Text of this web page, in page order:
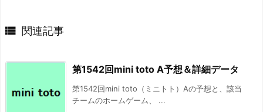
 関連記事
第1542回mini toto A予想＆詳細データ
第1542回mini toto（ミニトト）Aの予想と、該当
チームのホームゲーム、 ...